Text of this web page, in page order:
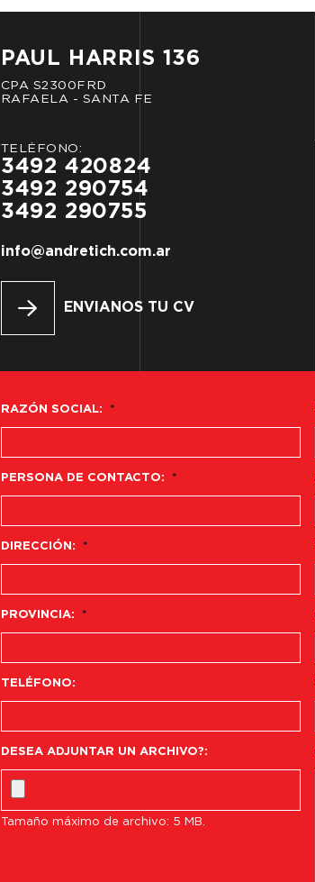
PAUL HARRIS 136
CPA S2300FRD
RAFAELA - SANTA FE
TELÉFONO:
3492 420824
3492 290754
3492 290755
info@andretich.com.ar
ENVIANOS TU CV
RAZÓN SOCIAL: *
PERSONA DE CONTACTO: *
DIRECCIÓN: *
PROVINCIA: *
TELÉFONO:
DESEA ADJUNTAR UN ARCHIVO?:
Tamaño máximo de archivo: 5 MB.